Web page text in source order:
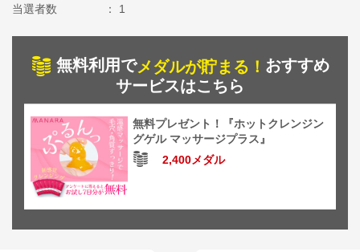
当選者数
1
無料利用でメダルが貯まる！ おすすめ
サービスはこちら
無料プレゼント！『ホットクレンジン
グゲル マッサージプラス』
2,400メダル